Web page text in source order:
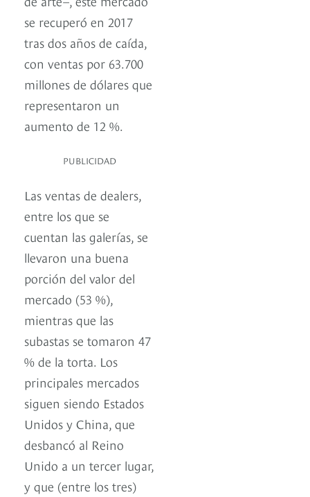
se recuperó en 2017
tras dos años de caída,
con ventas por 63.700
millones de dólares que
representaron un
aumento de 12 %.
PUBLICIDAD
Las ventas de dealers,
entre los que se
cuentan las galerías, se
llevaron una buena
porción del valor del
mercado (53 %),
mientras que las
subastas se tomaron 47
% de la torta. Los
principales mercados
siguen siendo Estados
Unidos y China, que
desbancó al Reino
Unido a un tercer lugar,
y que (entre los tres)